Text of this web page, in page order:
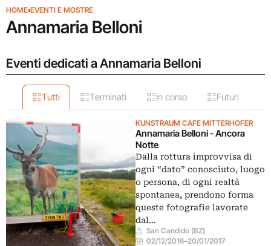
HOME›EVENTI E MOSTRE
Annamaria Belloni
Eventi dedicati a Annamaria Belloni
Tutti Terminati In corso Futuri
KUNSTRAUM CAFE MITTERHOFER
Annamaria Belloni - Ancora
Notte
Dalla rottura improvvisa di
ogni “dato” conosciuto, luogo
o persona, di ogni realtà
spontanea, prendono forma
queste fotografie lavorate
dal…
San Candido (BZ)
02/12/2016–20/01/2017